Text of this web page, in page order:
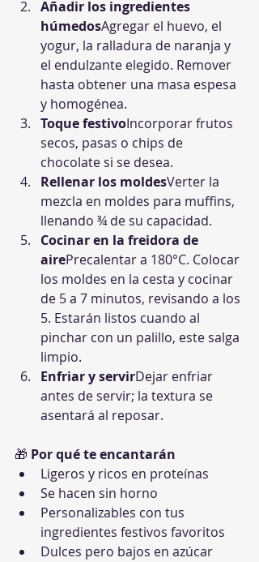
Añadir los ingredientes
húmedosAgregar el huevo, el
yogur, la ralladura de naranja y
el endulzante elegido. Remover
hasta obtener una masa espesa
y homogénea.
Toque festivoIncorporar frutos
secos, pasas o chips de
chocolate si se desea.
Rellenar los moldesVerter la
mezcla en moldes para muffins,
llenando ¾ de su capacidad.
Cocinar en la freidora de
airePrecalentar a 180°C. Colocar
los moldes en la cesta y cocinar
de 5 a 7 minutos, revisando a los
5. Estarán listos cuando al
pinchar con un palillo, este salga
limpio.
Enfriar y servirDejar enfriar
antes de servir; la textura se
asentará al reposar.
🎁 Por qué te encantarán
Ligeros y ricos en proteínas
Se hacen sin horno
Personalizables con tus
ingredientes festivos favoritos
Dulces pero bajos en azúcar